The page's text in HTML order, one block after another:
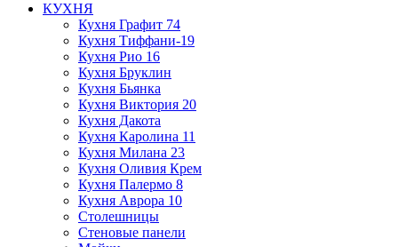
КУХНЯ
Кухня Графит 74
Кухня Тиффани-19
Кухня Рио 16
Кухня Бруклин
Кухня Бьянка
Кухня Виктория 20
Кухня Дакота
Кухня Каролина 11
Кухня Милана 23
Кухня Оливия Крем
Кухня Палермо 8
Кухня Аврора 10
Столешницы
Стеновые панели